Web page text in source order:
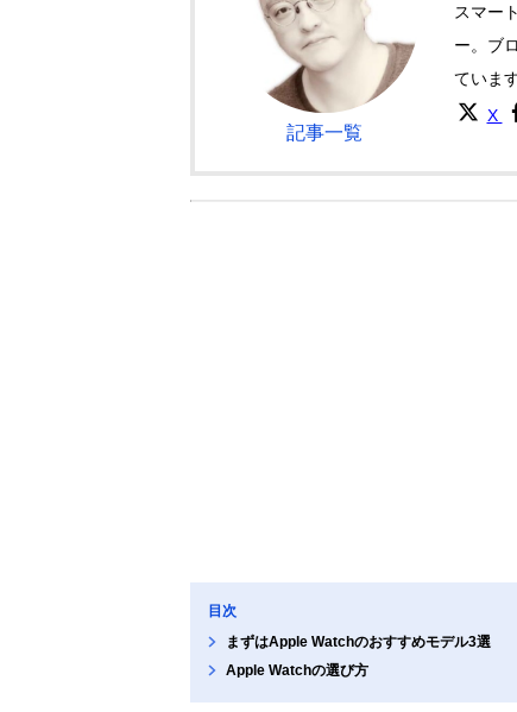
記事一覧
スマー
ー。ブ
ています
X
目次
まずはApple Watchのおすすめモデル3選
Apple Watchの選び方